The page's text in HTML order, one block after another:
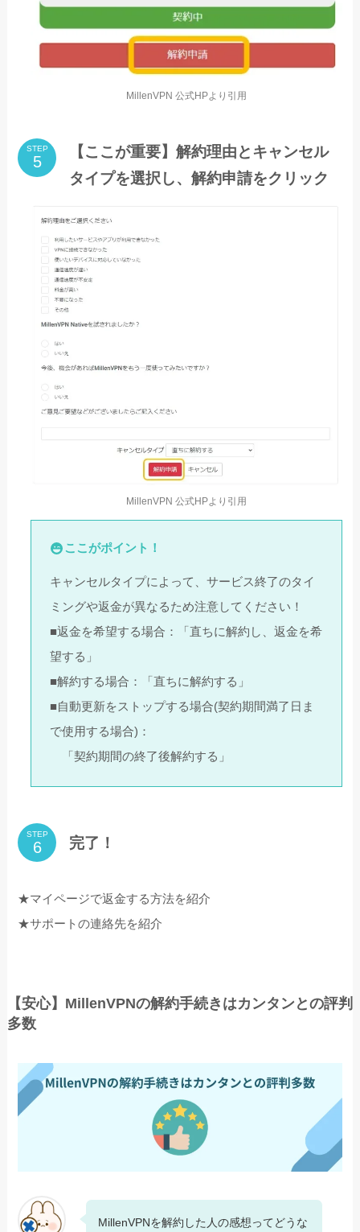
MillenVPN 公式HPより引用
STEP
【ここが重要】解約理由とキャンセル
タイプを選択し、解約申請をクリック
MillenVPN 公式HPより引用
ここがポイント！
キャンセルタイプによって、サービス終了のタイ
ミングや返金が異なるため注意してください！
■返金を希望する場合：「直ちに解約し、返金を希
望する」
■解約する場合：「直ちに解約する」
■自動更新をストップする場合(契約期間満了日ま
で使用する場合)：
「契約期間の終了後解約する」
STEP
完了！
★マイページで返金する方法を紹介
★サポートの連絡先を紹介
【安心】MillenVPNの解約手続きはカンタンとの評判
多数
MillenVPNを解約した人の感想ってどうな